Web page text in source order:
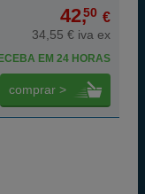
42,50 €
34,55 € iva ex
EM 24 HORAS
comprar >